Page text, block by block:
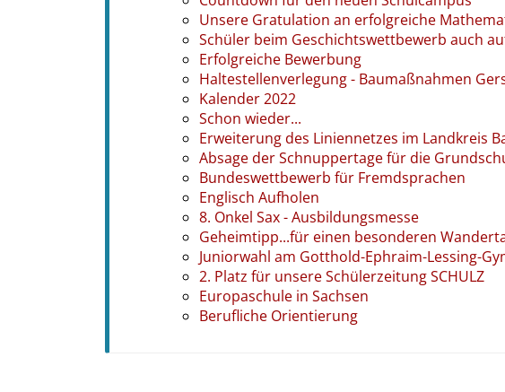
Unsere Gratulation an erfolgreiche
Schüler beim Geschichtswettbewerb auch
Erfolgreiche Bewerbung
Haltestellenverlegung - Baumaßnahmen
Kalender 2022
Schon wieder...
Erweiterung des Liniennetzes im Landkreis
Absage der Schnuppertage für die
Bundeswettbewerb für Fremdsprachen
Englisch Aufholen
8. Onkel Sax - Ausbildungsmesse
Geheimtipp...für einen besonderen
Juniorwahl am Gotthold-Ephraim-Lessing-
2. Platz für unsere Schülerzeitung SCHULZ
Europaschule in Sachsen
Berufliche Orientierung